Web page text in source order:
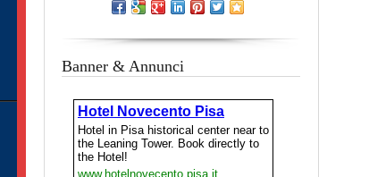
Banner & Annunci